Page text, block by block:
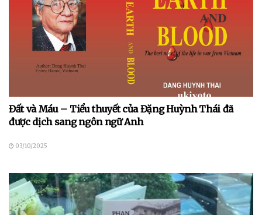
Đất và Máu – Tiểu thuyết của Đặng Huỳnh Thái đã
được dịch sang ngôn ngữ Anh
03/10/2025